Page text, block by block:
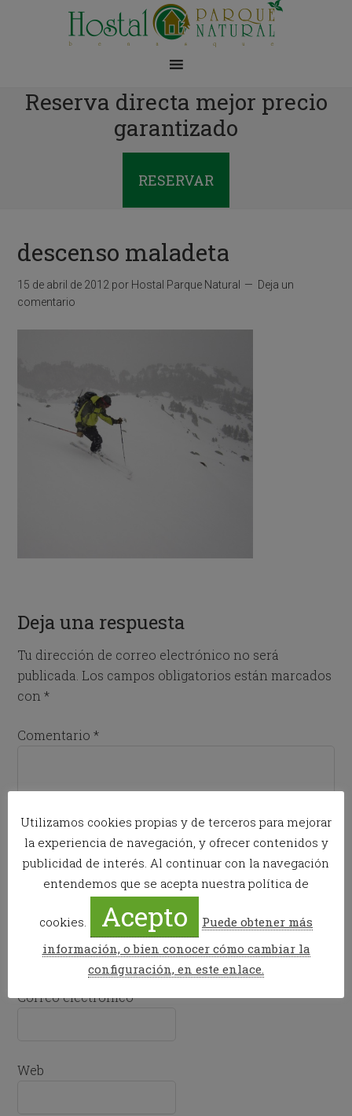
Reserva directa mejor precio
garantizado
RESERVAR
descenso maladeta
15 de abril de 2012 por Hostal Parque Natural
Deja un
comentario
Deja una respuesta
Tu dirección de correo electrónico no será
publicada. Los campos obligatorios están marcados
con*
Comentario*
Nombre*
Correo electrónico*
Web
Utilizamos cookies propias y de terceros para mejorar
la experiencia de navegación, y ofrecer contenidos y
publicidad de interés. Al continuar con la navegación
entendemos que se acepta nuestra política de
cookies. Acepto
Puede obtener más
información, o bien conocer cómo cambiar la
configuración, en este enlace.